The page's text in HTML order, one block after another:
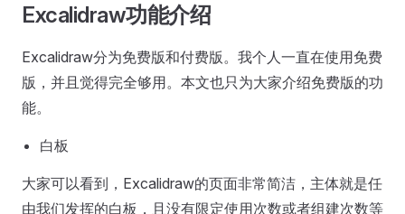
Excalidraw功能介绍
Excalidraw分为免费版和付费版。我个人一直在使用免费
版，并且觉得完全够用。本文也只为大家介绍免费版的功
能。
白板
大家可以看到，Excalidraw的页面非常简洁，主体就是任
由我们发挥的白板，且没有限定使用次数或者组建次数等